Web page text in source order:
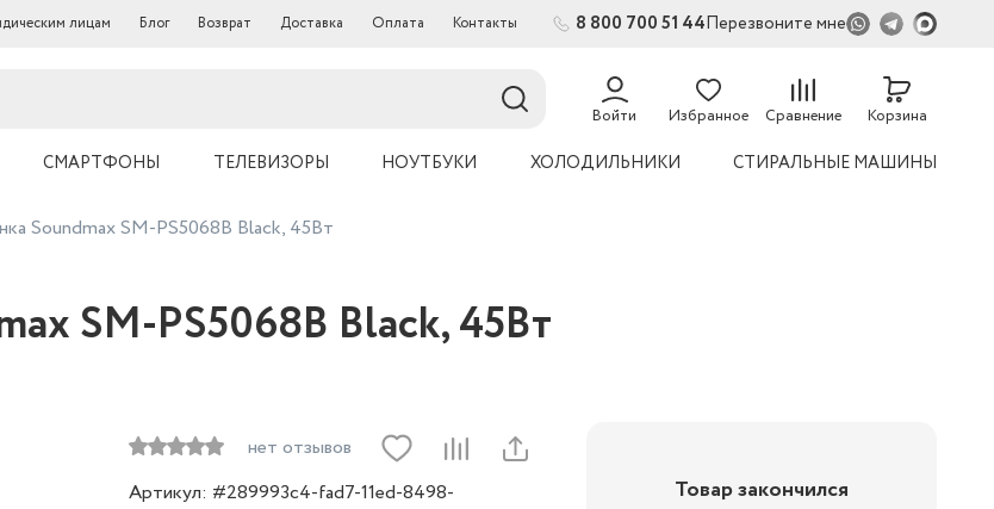
лицам Блог Возврат Доставка Оплата Контакты 8 800 700 51 44Перезвоните мне
Войти Избранное Сравнение Корзина
СМАРТФОНЫ ТЕЛЕВИЗОРЫ НОУТБУКИ ХОЛОДИЛЬНИКИ СТИРАЛЬНЫЕ МАШИНЫ
Soundmax SM-PS5068B Black, 45Вт
SM-PS5068B Black, 45Вт
нет отзывов
Артикул: #289993c4-fad7-11ed-8498-
Товар закончился